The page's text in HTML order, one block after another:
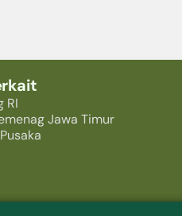
RI
Jawa Timur